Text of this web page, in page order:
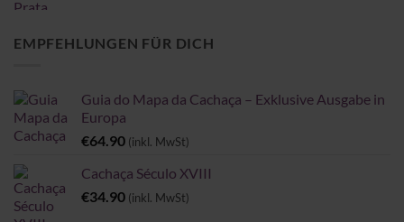
€32.90
EMPFEHLUNGEN FÜR DICH
Guia do Mapa da Cachaça – Exklusive Ausgabe in
Europa
€64.90 (inkl. MwSt)
Cachaça Século XVIII
€34.90 (inkl. MwSt)